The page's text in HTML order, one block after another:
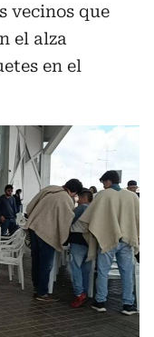
vecinos que
el alza
en el